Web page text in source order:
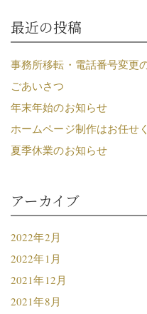
最近の投稿
事務所移転・電話番号変更
ごあいさつ
年末年始のお知らせ
ホームページ制作はお任せ
夏季休業のお知らせ
アーカイブ
2022年2月
2022年1月
2021年12月
2021年8月